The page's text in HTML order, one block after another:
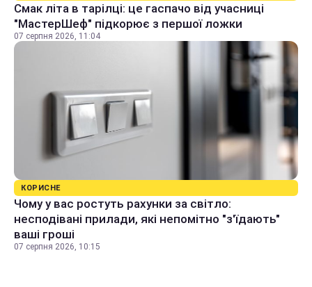
Смак літа в тарілці: це гаспачо від учасниці
"МастерШеф" підкорює з першої ложки
07 серпня 2026, 11:04
КОРИСНЕ
Чому у вас ростуть рахунки за світло:
несподівані прилади, які непомітно "з'їдають"
ваші гроші
07 серпня 2026, 10:15